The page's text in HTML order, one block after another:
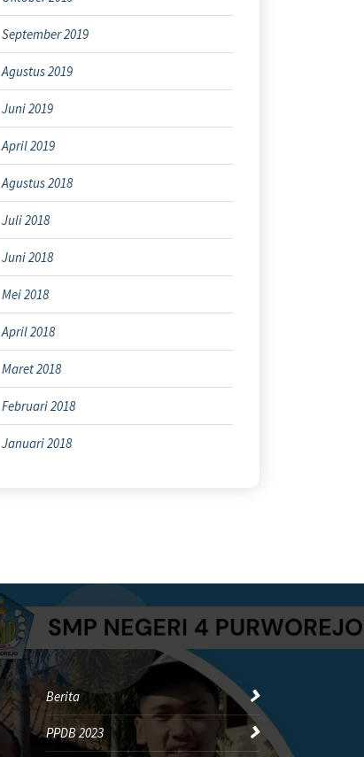
September 2019
Agustus 2019
Juni 2019
April 2019
Agustus 2018
Juli 2018
Juni 2018
Mei 2018
April 2018
Maret 2018
Februari 2018
Januari 2018
Berita
PPDB 2023